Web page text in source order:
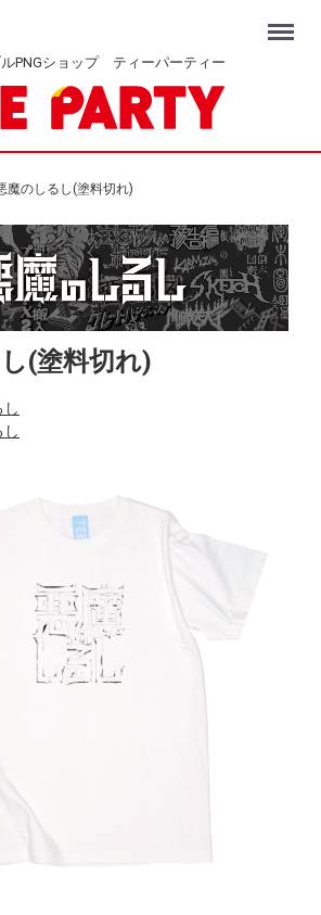
PNGショップ ティーパーティー
Menu
魔のしるし(塗料切れ)
(塗料切れ)